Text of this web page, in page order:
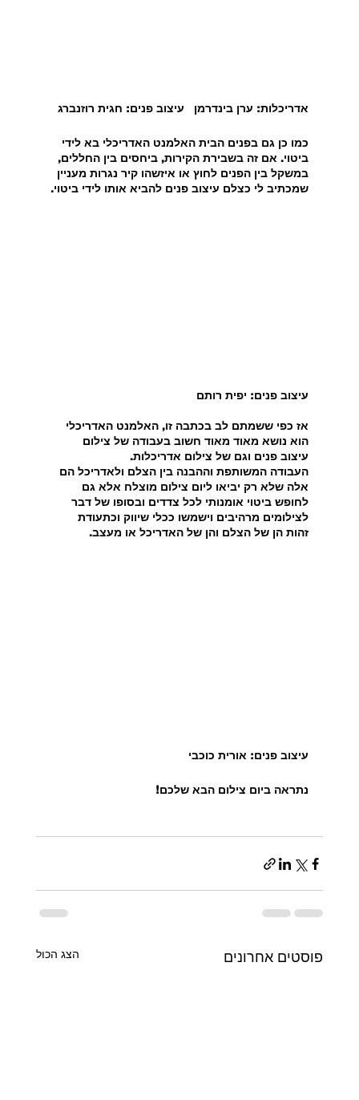
אדריכלות: ערן בינדרמן   עיצוב פנים: חגית רוזנברג
כמו כן גם בפנים הבית האלמנט האדריכלי בא לידי
ביטוי. אם זה בשבירת הקירות, ביחסים בין החללים,
במשקל בין הפנים לחוץ או איזשהו קיר נגרות מעניין
שמכתיב לי כצלם עיצוב פנים להביא אותו לידי ביטוי.
עיצוב פנים: יפית רותם
אז כפי ששמתם לב בכתבה זו, האלמנט האדריכלי
הוא נושא מאוד מאוד חשוב בעבודה של צילום
עיצוב פנים וגם של צילום אדריכלות.
העבודה המשותפת וההבנה בין הצלם ולאדריכל הם
אלה שלא רק יביאו ליום צילום מוצלח אלא גם
לחופש ביטוי אומנותי לכל צדדים ובסופו של דבר
לצילומים מרהיבים וישמשו ככלי שיווק וכתעודת
זהות הן של הצלם והן של האדריכל או מעצב.
עיצוב פנים: אורית כוכבי
נתראה ביום צילום הבא שלכם!
פוסטים אחרונים הצג הכול